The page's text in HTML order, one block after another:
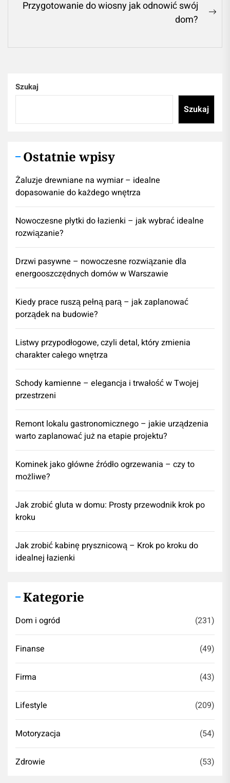
Przygotowanie do wiosny jak odnowić swój
dom?
Szukaj
Szukaj
Ostatnie wpisy
Żaluzje drewniane na wymiar – idealne
dopasowanie do każdego wnętrza
Nowoczesne płytki do łazienki – jak wybrać idealne
rozwiązanie?
Drzwi pasywne – nowoczesne rozwiązanie dla
energooszczędnych domów w Warszawie
Kiedy prace ruszą pełną parą – jak zaplanować
porządek na budowie?
Listwy przypodłogowe, czyli detal, który zmienia
charakter całego wnętrza
Schody kamienne – elegancja i trwałość w Twojej
przestrzeni
​Remont lokalu gastronomicznego – jakie urządzenia
warto zaplanować już na etapie projektu?
Kominek jako główne źródło ogrzewania – czy to
możliwe?
Jak zrobić gluta w domu: Prosty przewodnik krok po
kroku
Jak zrobić kabinę prysznicową – Krok po kroku do
idealnej łazienki
Kategorie
Dom i ogród (231)
Finanse (49)
Firma (43)
Lifestyle (209)
Motoryzacja (54)
Zdrowie (53)